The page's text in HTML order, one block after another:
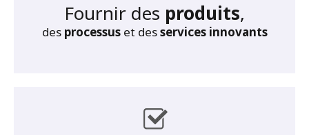
Fournir des produits,
des processus et desservices innovants